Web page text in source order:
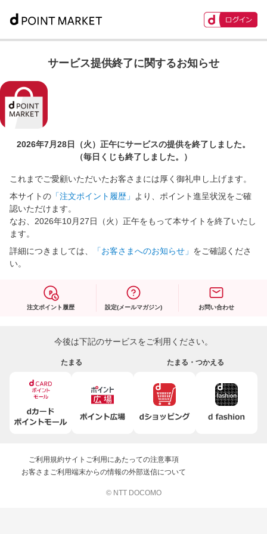
サービス提供終了に関するお知らせ
2026年7月28日（火）正午にサービスの提供を終了しました。
（毎日くじも終了しました。）
これまでご愛顧いただいたお客さまには厚く御礼申し上げます。
本サイトの 「注文ポイント履歴」
より、ポイント進呈状況をご確
認いただけます。
なお、2026年10月27日（火）正午をもって本サイトを終了いたし
ます。
詳細につきましては、
「お客さまへのお知らせ」 をご確認くださ
い。
注文ポイント履歴 設定(メールマガジン) お問い合わせ
今後は下記のサービスをご利用ください。
たまる たまる・つかえる
ご利用規約サイトご利用にあたっての注意事項
お客さまご利用端末からの情報の外部送信について
© NTT DOCOMO